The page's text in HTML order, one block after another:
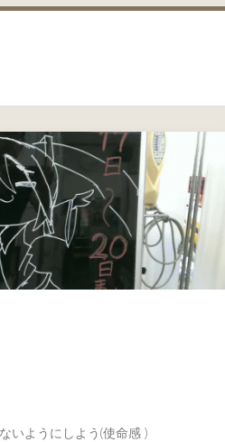
いようにしよう(使命感 )